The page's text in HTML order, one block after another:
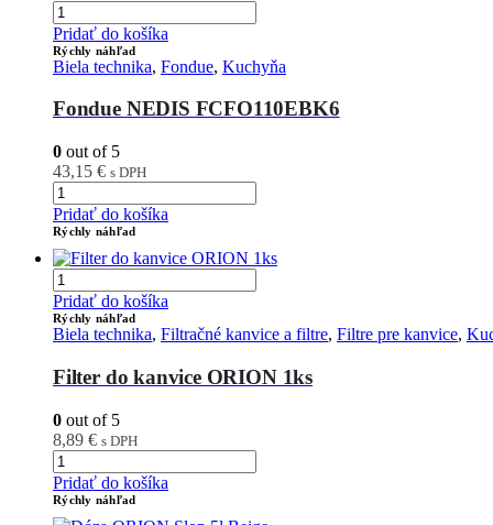
Pridať do košíka
Rýchly náhľad
Biela technika, Fondue, Kuchyňa
Fondue NEDIS FCFO110EBK6
0 out of 5
43,15 € s DPH
Pridať do košíka
Rýchly náhľad
Pridať do košíka
Rýchly náhľad
Biela technika, Filtračné kanvice a filtre, Filtre pre kanvice,
Filter do kanvice ORION 1ks
0 out of 5
8,89 € s DPH
Pridať do košíka
Rýchly náhľad